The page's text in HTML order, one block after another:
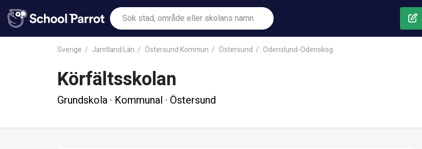
Sverige Jamtland Län Östersund Kommun Östersund Odenslund-Odenskog
Körfältsskolan
Grundskola · Kommunal · Östersund